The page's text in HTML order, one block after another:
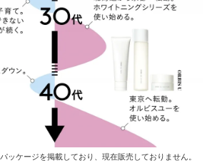
ッケージを掲載しており、現在販売しておりません。